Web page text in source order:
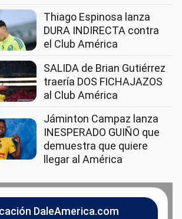
Thiago Espinosa lanza
DURA INDIRECTA contra
el Club América
SALIDA de Brian Gutiérrez
traería DOS FICHAJAZOS
al Club América
Jáminton Campaz lanza
INESPERADO GUIÑO que
demuestra que quiere
llegar al América
DaleAmerica.com